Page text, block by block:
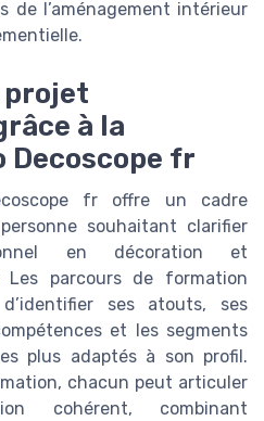
de l’aménagement intérieur
à la
Decoscope fr
fr offre un cadre
souhaitant clarifier
en décoration et
Les parcours de formation
ses atouts, ses
et les segments
plus adaptés à son profil.
chacun peut articuler
cohérent, combinant